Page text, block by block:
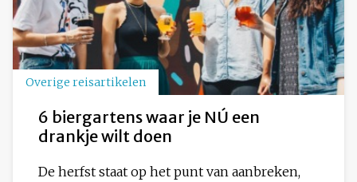
Overige reisartikelen
6 biergartens waar je NÚ een
drankje wilt doen
De herfst staat op het punt van aanbreken,